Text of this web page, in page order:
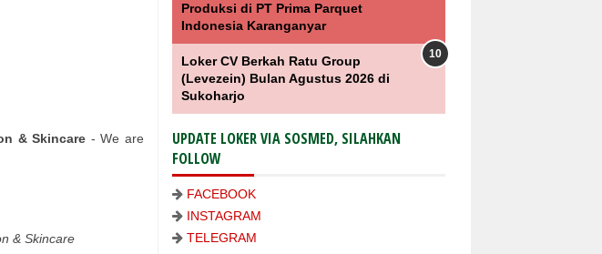
& Skincare - We are
& Skincare
Produksi di PT Prima Parquet
Indonesia Karanganyar
Loker CV Berkah Ratu Group
(Levezein) Bulan Agustus 2026 di
Sukoharjo
UPDATE LOKER VIA SOSMED, SILAHKAN
FOLLOW
FACEBOOK
INSTAGRAM
TELEGRAM